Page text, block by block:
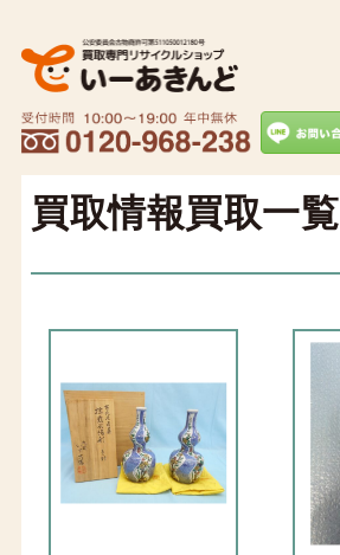
買取情報買取一覧